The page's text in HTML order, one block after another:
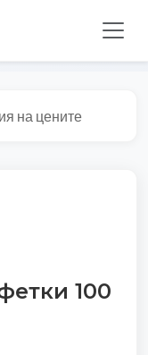
на цените
100